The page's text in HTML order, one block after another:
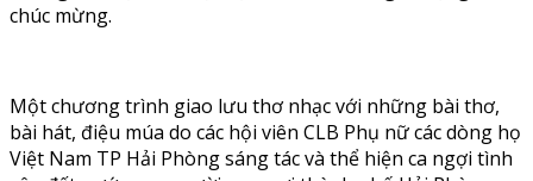
chúc mừng.
Một chương trình giao lưu thơ nhạc với những bài thơ,
bài hát, điệu múa do các hội viên CLB Phụ nữ các dòng họ
Việt Nam TP Hải Phòng sáng tác và thể hiện ca ngợi tình